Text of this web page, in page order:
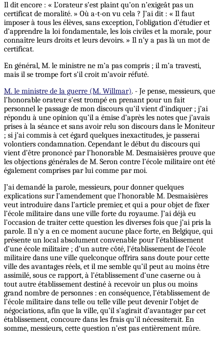
Il dit encore : « L’orateur s’est plaint qu’on n’exigeât pas un
certificat de moralité. » Où a-t-on vu cela ? J’ai dit : « Il faut
imposer à tous les élèves, sans exception, l’obligation d’étudier et
d’apprendre la loi fondamentale, les lois civiles et la morale, pour
connaître leurs droits et leurs devoirs. » Il n’y a pas là un mot de
certificat.
En général, M. le ministre ne m’a pas compris ; il m’a travesti,
mais il se trompe fort s’il croit m’avoir réfuté.
M. le ministre de la guerre (M. Willmar). - Je pense, messieurs, que
l’honorable orateur s’est trompé en prenant pour un fait
personnel le passage de mon discours qu’il vient d’indiquer ; j’ai
répondu à une opinion qu’il a émise d’après les notes que j’avais
prises à la séance et sans avoir relu son discours dans le Moniteur
; si j’ai commis à cet égard quelques inexactitudes, je passerai
volontiers condamnation. Cependant le début du discours qui
vient d’être prononcé par l’honorable M. Desmaisières prouve que
les objections générales de M. Seron contre l’école militaire ont été
également comprises par lui comme par moi.
J’ai demandé la parole, messieurs, pour donner quelques
explications sur l’amendement que l’honorable M. Desmaisières
veut introduire dans l’article premier, et qui a pour objet de fixer
l’école militaire dans une ville forte du royaume. J’ai déjà eu
l’occasion de traiter cette question les diverses fois que j’ai pris la
parole. Il n’y a en ce moment aucune place forte, en Belgique, qui
présente un local absolument convenable pour l’établissement
d’une école militaire ; d’un autre côté, l’établissement de l’école
militaire dans une ville quelconque offrira sans doute pour cette
ville des avantages réels, et il me semble qu’il peut au moins être
assimilé, sous ce rapport, à l’établissement d’une caserne ou à
tout autre établissement destiné à recevoir un plus ou moins
grand nombre de personnes : en conséquence, l’établissement de
l’école militaire dans telle ou telle ville peut devenir l’objet de
négociations, afin que la ville, qu’il s’agirait d’avantager par cet
établissement, concoure dans les frais qu’il nécessiterait. En
somme, messieurs, cette question n’est pas entièrement mûre.